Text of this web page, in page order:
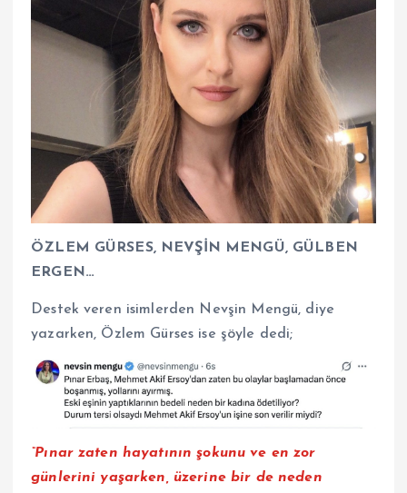
ÖZLEM GÜRSES, NEVŞİN MENGÜ, GÜLBEN
ERGEN…
Destek veren isimlerden Nevşin Mengü, diye
yazarken, Özlem Gürses ise şöyle dedi;
“Pınar zaten hayatının şokunu ve en zor
günlerini yaşarken, üzerine bir de neden